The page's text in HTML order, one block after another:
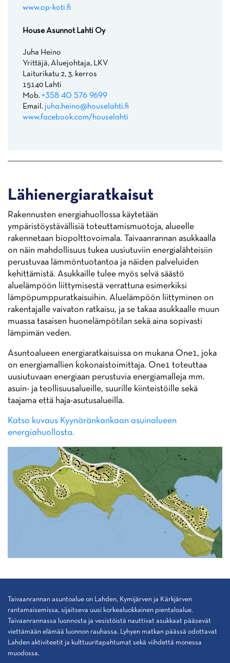
www.op-koti.fi
House Asunnot Lahti Oy
Juha Heino
Yrittäjä, Aluejohtaja, LKV
Laiturikatu 2, 3. kerros
15140 Lahti
Mob. +358 40 576 9699
Email. juha.heino@houselahti.fi
www.facebook.com/houselahti
Lähienergiaratkaisut
Rakennusten energiahuollossa käytetään
ympäristöystävällisiä toteuttamismuotoja, alueelle
rakennetaan biopolttovoimala. Taivaanrannan asukkaalla
on näin mahdollisuus tukea uusiutuviin energialähteisiin
perustuvaa lämmöntuotantoa ja näiden palveluiden
kehittämistä. Asukkaille tulee myös selvä säästö
aluelämpöön liittymisestä verrattuna esimerkiksi
lämpöpumppuratkaisuihin. Aluelämpöön liittyminen on
rakentajalle vaivaton ratkaisu, ja se takaa asukkaalle muun
muassa tasaisen huonelämpötilan sekä aina sopivasti
lämpimän veden.
Asuntoalueen energiaratkaisuissa on mukana One1, joka
on energiamallien kokonaistoimittaja. One1 toteuttaa
uusiutuvaan energiaan perustuvia energiamalleja mm.
asuin- ja teollisuusalueille, suurille kiinteistöille sekä
taajama että haja-asutusalueilla.
Katso kuvaus Kyynäränkankaan asuinalueen
energiahuollosta.
Taivaanrannan asuntoalue on Lahden, Kymijärven ja Kärkjärven
rantamaisemissa, sijaitseva uusi korkealuokkainen pientaloalue.
Taivaanrannassa luonnosta ja vesistöistä nauttivat asukkaat pääsevät
viettämään elämää luonnon rauhassa. Lyhyen matkan päässä odottavat
Lahden aktiviteetit ja kulttuuritapahtumat sekä viihdettä monessa
muodossa.